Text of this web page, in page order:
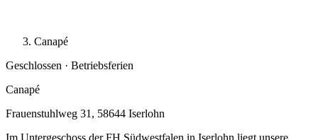
Canapé
Geschlossen · Betriebsferien
Canapé
Frauenstuhlweg 31, 58644 Iserlohn
Im Untergeschoss der FH Südwestfalen in Iserlohn liegt unsere